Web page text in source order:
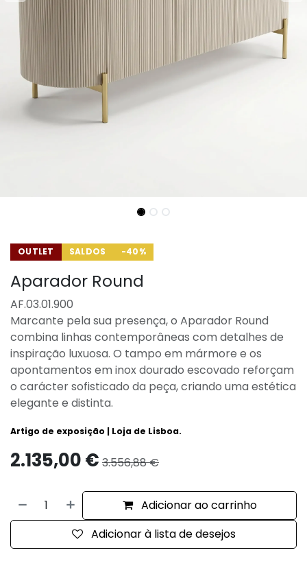
OUTLET SALDOS -40%
Aparador Round
AF.03.01.900
Marcante pela sua presença, o Aparador Round
combina linhas contemporâneas com detalhes de
inspiração luxuosa. O tampo em mármore e os
apontamentos em inox dourado escovado reforçam
o carácter sofisticado da peça, criando uma estética
elegante e distinta.
Artigo de exposição | Loja de Lisboa.
2.135,00€ 3.556,88€
Adicionar ao carrinho
Adicionar à lista de desejos